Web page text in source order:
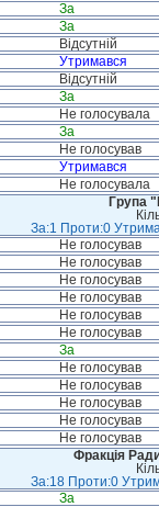
За
За
Відсутній
Утримався
Відсутній
За
Не голосувала
За
Не голосував
Утримався
Не голосувала
Група
За:1 Проти:0
Не голосував
Не голосував
Не голосував
Не голосував
Не голосував
Не голосував
За
Не голосував
Не голосував
Не голосував
Не голосував
Не голосував
Фракція
За:18 Проти:0
За